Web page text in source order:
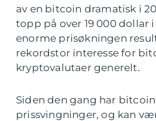
av en bitcoin dramatisk i
topp på over 19 000 dollar
enorme prisøkningen
rekordstor interesse for
kryptovalutaer generelt.
Siden den gang har
prissvingninger, og kan